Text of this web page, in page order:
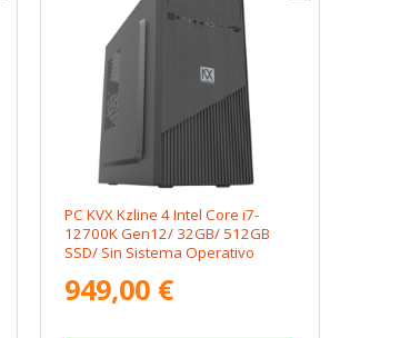
PC KVX Kzline 4 Intel Core i7-
12700K Gen12/ 32GB/ 512GB
SSD/ Sin Sistema Operativo
949,00 €